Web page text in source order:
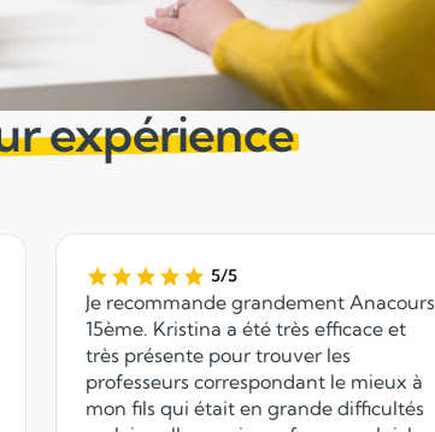
expérience
5/5
Je recommande grandement Anacours
15ème. Kristina a été très efficace et
très présente pour trouver les
professeurs correspondant le mieux à
mon fils qui était en grande difficultés